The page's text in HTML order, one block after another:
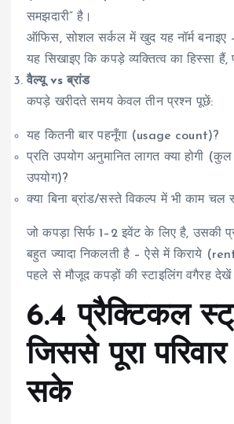
समझदारी” है।
ऑफिस, सोशल सर्कल में खुद यह नॉर्म बनाइए
यह सिखाइए कि कपड़े व्यक्तित्व का हिस्सा हैं,
वैल्यू vs ब्रांड
कपड़े खरीदते समय केवल तीन प्रश्न पूछें:
यह कितनी बार पहनूँगा (usage count)?
प्रति उपयोग अनुमानित लागत क्या होगी
उपयोग)?
क्या बिना ब्रांड/सस्ते विकल्प में भी काम चल
जो कपड़ा सिर्फ 1–2 इवेंट के लिए है, उसकी
बहुत ज्यादा निकलती है – ऐसे में किराये
पहले से मौजूद कपड़ों की स्टाइलिंग वगैरह
6.4 प्रैक्टिकल
जिससे पूरा
सके